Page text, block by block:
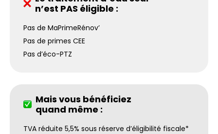
n’est PAS éligible :
Pas de MaPrimeRénov’
Pas de primes CEE
Pas d’éco-PTZ
Mais vous bénéficiez
quand même :
TVA réduite 5,5% sous réserve d’éligibilité fiscale*